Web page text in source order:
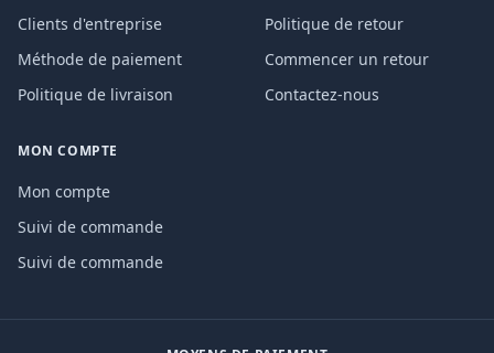
Clients d'entreprise
Méthode de paiement
Politique de livraison
Politique de retour
Commencer un retour
Contactez-nous
MON COMPTE
Mon compte
Suivi de commande
Suivi de commande